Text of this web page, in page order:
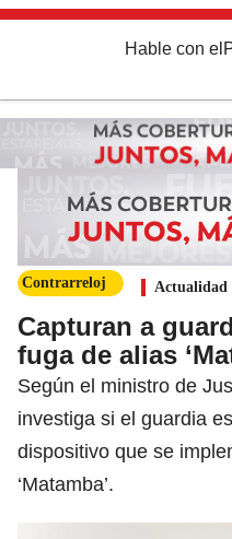
Hable con el
Contrarreloj Actualidad
Capturan a
fuga de alias
Según el ministro de
investiga si el guardia
dispositivo que se
‘Matamba’.